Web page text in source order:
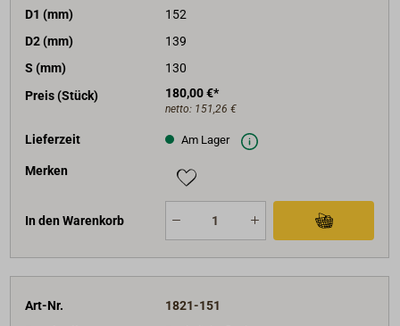
D1 (mm)
152
D2 (mm)
139
S (mm)
130
Preis (Stück)
180,00 €*
netto: 151,26 €
Lieferzeit Am Lager
Merken
In den Warenkorb
Art-Nr.
1821-151